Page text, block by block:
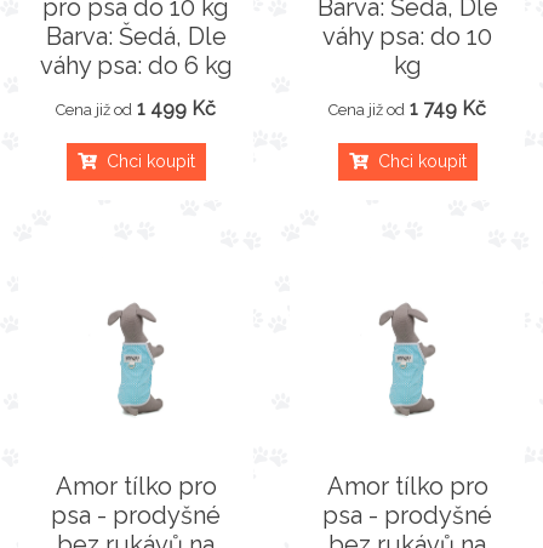
pro psa do 10 kg
Barva: Šedá, Dle
váhy psa: do 6 kg
Cena již od 1 499 Kč
Chci koupit
Barva: Šedá, Dle
váhy psa: do 10
kg
Cena již od 1 749 Kč
Chci koupit
Amor tílko pro
psa - prodyšné
Amor tílko pro
psa - prodyšné